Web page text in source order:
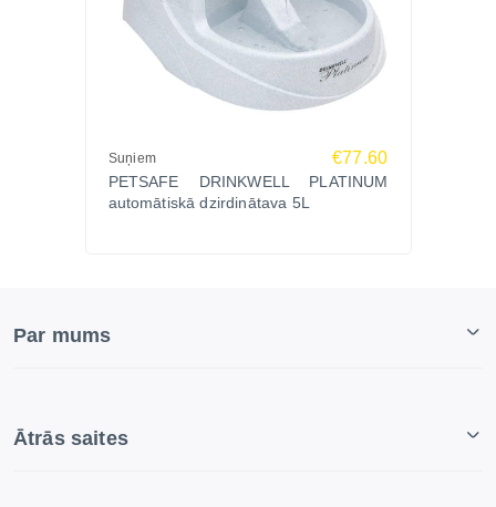
Suņiem €77.60
PETSAFE DRINKWELL PLATINUM
automātiskā dzirdinātava 5L
Par mums
Ātrās saites